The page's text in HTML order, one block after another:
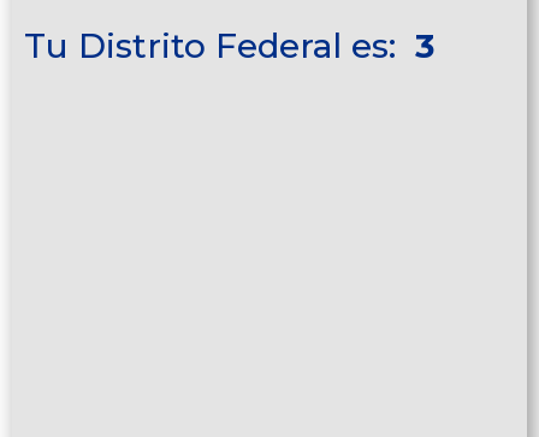
Tu Distrito Federal es: 3